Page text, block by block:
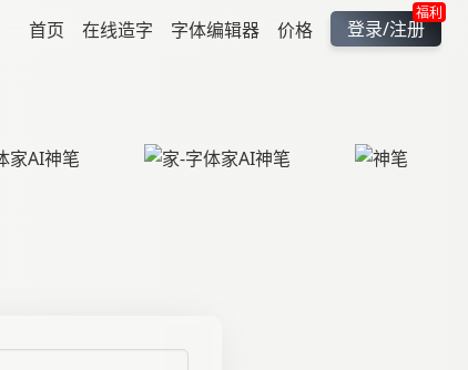
首页 在线造字 字体编辑器 价格
福利
登录/注册